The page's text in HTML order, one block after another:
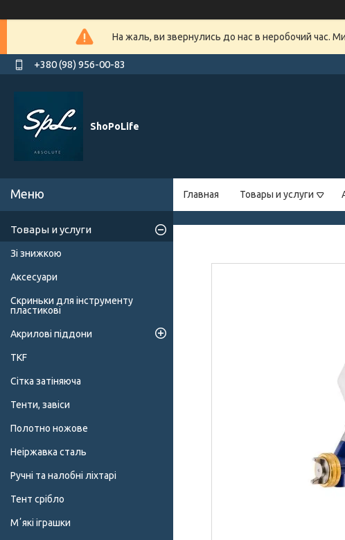
На жаль, ви звернулись до нас в неробочий час.
+380 (98) 956-00-83
ShoPoLife
Главная Товары и услуги
Товары и услуги
Зі знижкою
Аксесуари
Скриньки для інструменту
пластикові
Акрилові піддони
TKF
Сітка затіняюча
Тенти, завіси
Полотно ножове
Неіржавка сталь
Ручні та налобні ліхтарі
Тент срібло
Мʼякі іграшки